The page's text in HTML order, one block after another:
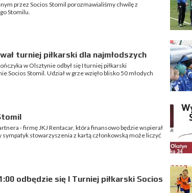
przez Socios Stomil porozmawialiśmy chwilę z
Stomilu.
turniej piłkarski dla najmłodszych
w Olsztynie odbył się I turniej piłkarski
Socios Stomil. Udział w grze wzięło blisko 50 młodych
- firmę JKJ Rentacar, która finansowo będzie wspierał
stowarzyszenia z kartą członkowską może liczyć
odbędzie się I Turniej piłkarski Socios